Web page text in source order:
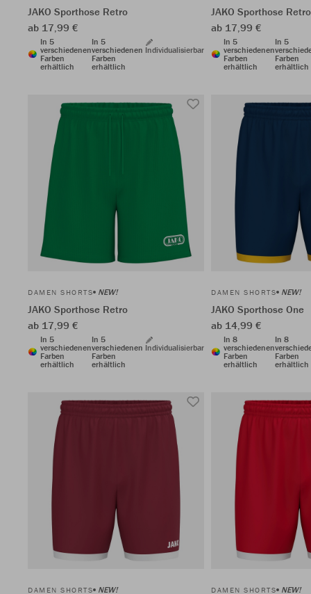
JAKO Sporthose Retro
ab 17,99 €
In 5
verschiedenen
Farben
erhältlich
In 5
verschiedenen
Farben
erhältlich
Individualisierbar
JAKO Sporthose Retro
ab 17,99 €
In 5
verschiedenen
Farben
erhältlich
In 5
Farben
erhältlich
DAMEN SHORTS NEW!
JAKO Sporthose Retro
ab 17,99 €
In 5
verschiedenen
Farben
erhältlich
In 5
verschiedenen
Farben
erhältlich
Individualisierbar
DAMEN SHORTS NEW!
JAKO Sporthose One
ab 14,99 €
In 8
verschiedenen
Farben
erhältlich
In 8
Farben
erhältlich
DAMEN SHORTS NEW! DAMEN SHORTS NEW!